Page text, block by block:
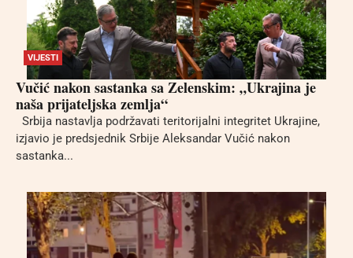
VIJESTI
Vučić nakon sastanka sa Zelenskim: „Ukrajina je
naša prijateljska zemlja“
Srbija nastavlja podržavati teritorijalni integritet Ukrajine,
izjavio je predsjednik Srbije Aleksandar Vučić nakon
sastanka...